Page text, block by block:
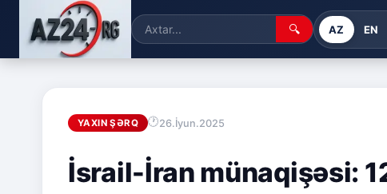
🔍 AZ EN
YAXIN ŞƏRQ 26.İyun.2025
İsrail-İran münaqişəsi: